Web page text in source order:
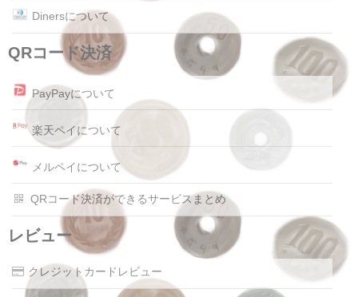
Dinersについて
QRコード決済
PayPayについて
楽天ペイについて
メルペイについて
QRコード決済ができるサービスまとめ
レビュー
クレジットカードレビュー